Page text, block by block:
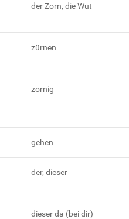
der Zorn, die Wut
zürnen
zornig
gehen
der, dieser
dieser da (bei dir)